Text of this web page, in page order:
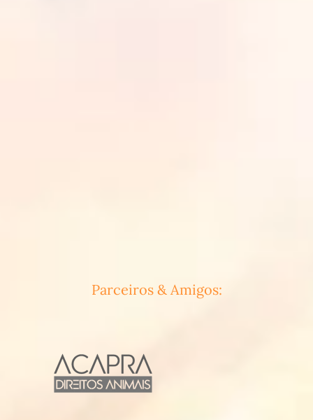
Parceiros & Amigos: